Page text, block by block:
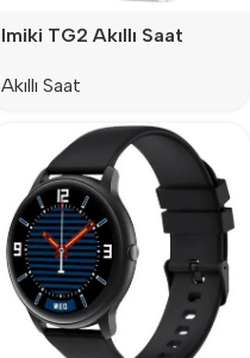
Imiki TG2 Akıllı Saat
Akıllı Saat